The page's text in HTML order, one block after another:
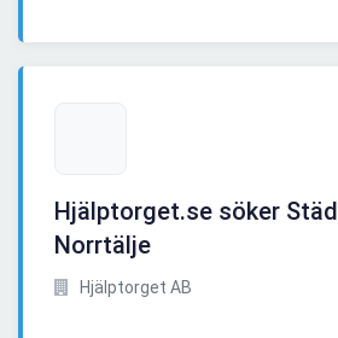
Hjälptorget.se söker
Norrtälje
Hjälptorget AB